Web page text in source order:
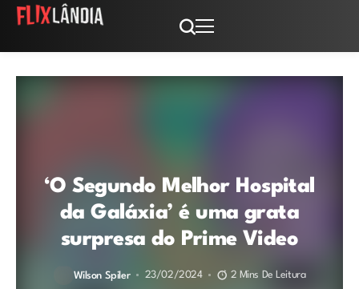
‘O Segundo Melhor Hospital
da Galáxia’ é uma grata
surpresa do Prime Video
Wilson Spiler 23/02/2024 2 Mins De Leitura